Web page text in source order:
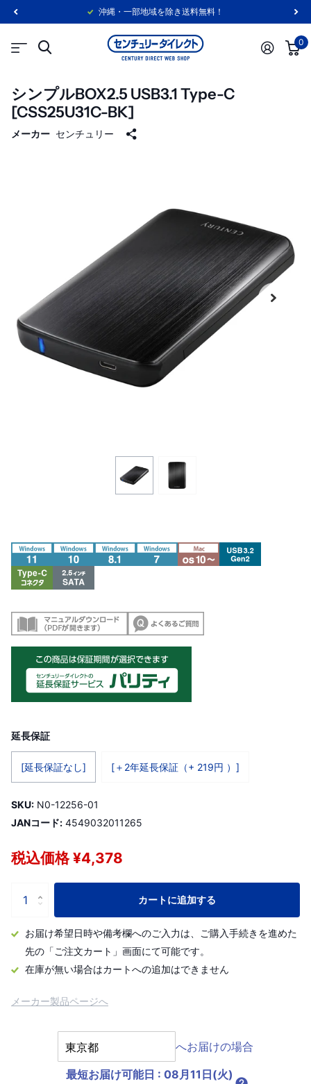
沖縄・一部地域を除き送料無料！
0
シンプルBOX2.5 USB3.1 Type-C
[CSS25U31C-BK]
メーカー センチュリー
延長保証
[延長保証なし] [＋2年延長保証（+ 219円 ）]
SKU: N0-12256-01
JANコード: 4549032011265
税込価格 ¥4,378
カートに追加する
お届け希望日時や備考欄へのご入力は、ご購入手続きを進めた
先の「ご注文カート」画面にて可能です。
在庫が無い場合はカートへの追加はできません
メーカー製品ページへ
へお届けの場合
最短お届け可能日 : 08月11日(火)